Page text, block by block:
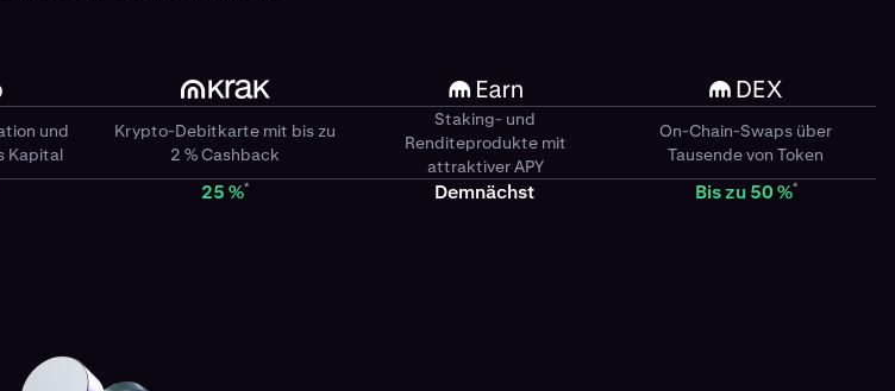
und
Kapital
Krypto-Debitkarte mit bis zu
2 % Cashback
25 %*
Staking- und
Renditeprodukte mit
attraktiver APY
Demnächst
On-Chain-Swaps über
Tausende von Token
Bis zu 50 %*